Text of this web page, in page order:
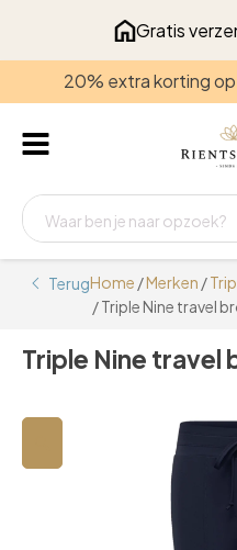
Gratis
20% extra korting
TerugHome /Merken /
/ Triple Nine travel
Triple Nine travel